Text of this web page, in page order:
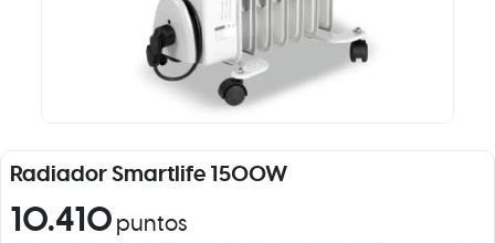
Radiador Smartlife 1500W
10.410 puntos